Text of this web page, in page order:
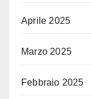
Aprile 2025
Marzo 2025
Febbraio 2025